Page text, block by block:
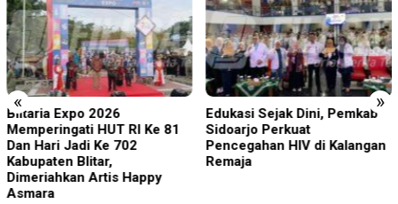
« »
Blitaria Expo 2026
Memperingati HUT RI Ke 81
Dan Hari Jadi Ke 702
Kabupaten Blitar,
Dimeriahkan Artis Happy
Asmara
Edukasi Sejak Dini, Pemkab
Sidoarjo Perkuat
Pencegahan HIV di Kalangan
Remaja